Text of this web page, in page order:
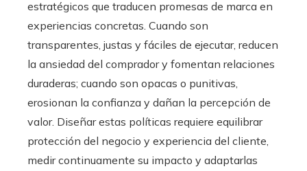
estratégicos que traducen promesas de marca en
experiencias concretas. Cuando son
transparentes, justas y fáciles de ejecutar, reducen
la ansiedad del comprador y fomentan relaciones
duraderas; cuando son opacas o punitivas,
erosionan la confianza y dañan la percepción de
valor. Diseñar estas políticas requiere equilibrar
protección del negocio y experiencia del cliente,
medir continuamente su impacto y adaptarlas